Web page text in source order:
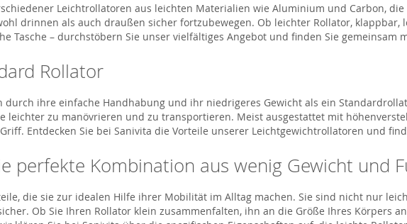
Leichtrollatoren aus leichten Materialien wie Aluminium und Carbon,
drinnen als auch draußen sicher fortzubewegen. Ob leichter Rollator, klappbar,
Tasche – durchstöbern Sie unser vielfältiges Angebot und finden Sie gemeinsam
Rollator
durch ihre einfache Handhabung und ihr niedrigeres Gewicht als ein
leichter zu manövrieren und zu transportieren. Meist ausgestattet mit
Entdecken Sie bei Sanivita die Vorteile unserer Leichtgewichtrollatoren und
perfekte Kombination aus wenig Gewicht und
die sie zur idealen Hilfe ihrer Mobilität im Alltag machen. Sie sind nicht nur
Ob Sie Ihren Rollator klein zusammenfalten, ihn an die Größe Ihres Körpers